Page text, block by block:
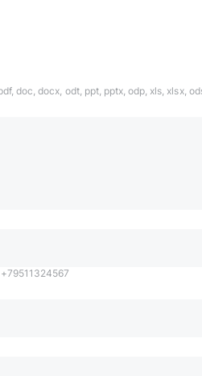
doc, docx, odt, ppt, pptx, odp, xls, xlsx,
Отправить